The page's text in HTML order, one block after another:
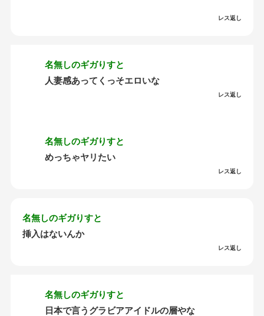
レス返し
名無しのギガりすと
人妻感あってくっそエロいな
レス返し
名無しのギガりすと
めっちゃヤリたい
レス返し
名無しのギガりすと
挿入はないんか
レス返し
名無しのギガりすと
日本で言うグラビアアイドルの層やな